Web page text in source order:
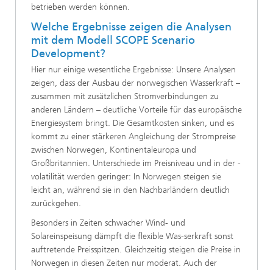
betrieben werden können.
Welche Ergebnisse zeigen die Analysen
mit dem Modell SCOPE Scenario
Development?
Hier nur einige wesentliche Ergebnisse: Unsere Analysen
zeigen, dass der Ausbau der norwegischen Wasserkraft –
zusammen mit zusätzlichen Stromverbindungen zu
anderen Ländern – deutliche Vorteile für das europäische
Energiesystem bringt. Die Gesamtkosten sinken, und es
kommt zu einer stärkeren Angleichung der Strompreise
zwischen Norwegen, Kontinentaleuropa und
Großbritannien. Unterschiede im Preisniveau und in der -
volatilität werden geringer: In Norwegen steigen sie
leicht an, während sie in den Nachbarländern deutlich
zurückgehen.
Besonders in Zeiten schwacher Wind- und
Solareinspeisung dämpft die flexible Was-serkraft sonst
auftretende Preisspitzen. Gleichzeitig steigen die Preise in
Norwegen in diesen Zeiten nur moderat. Auch der